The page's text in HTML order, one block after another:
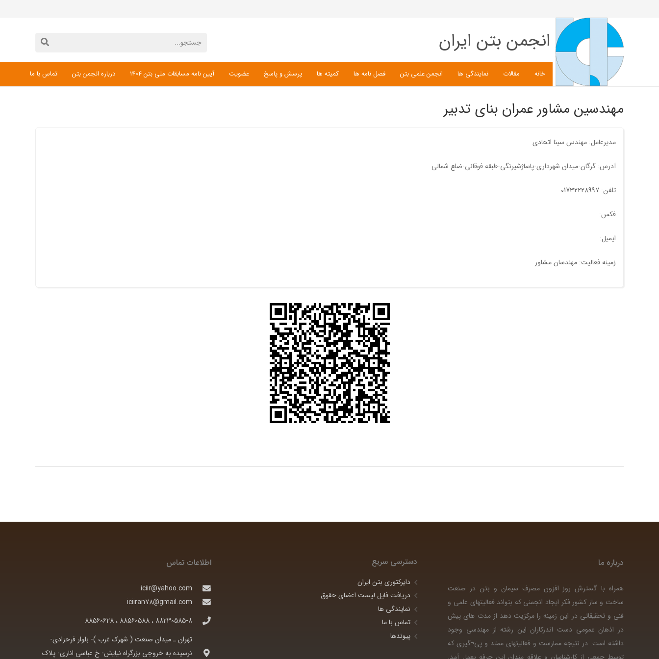
انجمن بتن ایران
خانه مقالات نمایندگی ها انجمن علمی بتن فصل نامه ها کمیته ها پرسش و پاسخ عضویت آیین نامه مسابقات ملی بتن 1404 درباره انجمن بتن تماس با ما
مهندسین مشاور عمران بنای تدبیر
مدیرعامل: مهندس سینا اتحادی
آدرس: گرگان-میدان شهرداری-پاساژشیرنگی-طبقه فوقانی-ضلع شمالی
تلفن: 01732228997
فکس:
ایمیل:
زمینه فعالیت: مهندسان مشاور
درباره ما
همراه با گسترش روز افزون مصرف سیمان و بتن در صنعت
ساخت و ساز کشور فکر ایجاد انجمنی که بتواند فعالیتهای علمی و
فنی و تحقیقاتی در این زمینه را مرکزیت دهد از مدت های پیش
در اذهان عمومی دست اندرکاران این رشته از مهندسی وجود
داشته است. در نتیجه ممارست و فعالیتهای ممتد و پی¬گیری که
دسترسی سریع
دایرکتوری بتن ایران
دریافت فایل لیست اعضای حقوق
نمایندگی ها
تماس با ما
پیوندها
اطلاعات تماس
iciir@yahoo.com
iciiran78@gmail.com
88230585-8 ، 88560588 ، 88560628
تهران ـ ميدان صنعت ( شهرک غرب )- بلوار فرحزادی-
نرسيده به خروجی بزرگراه نيايش- خ عباسی اناری- پلاک